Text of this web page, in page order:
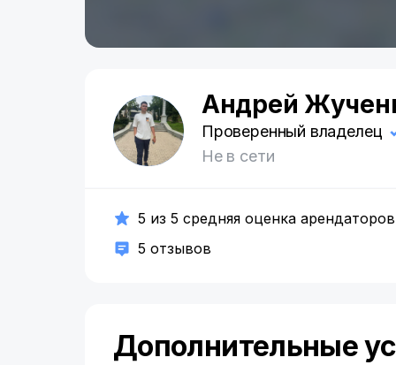
А
Андрей
Проверенный владелец
Не в сети
5 из 5 средняя оценка арендаторов
5 отзывов
Дополнительные